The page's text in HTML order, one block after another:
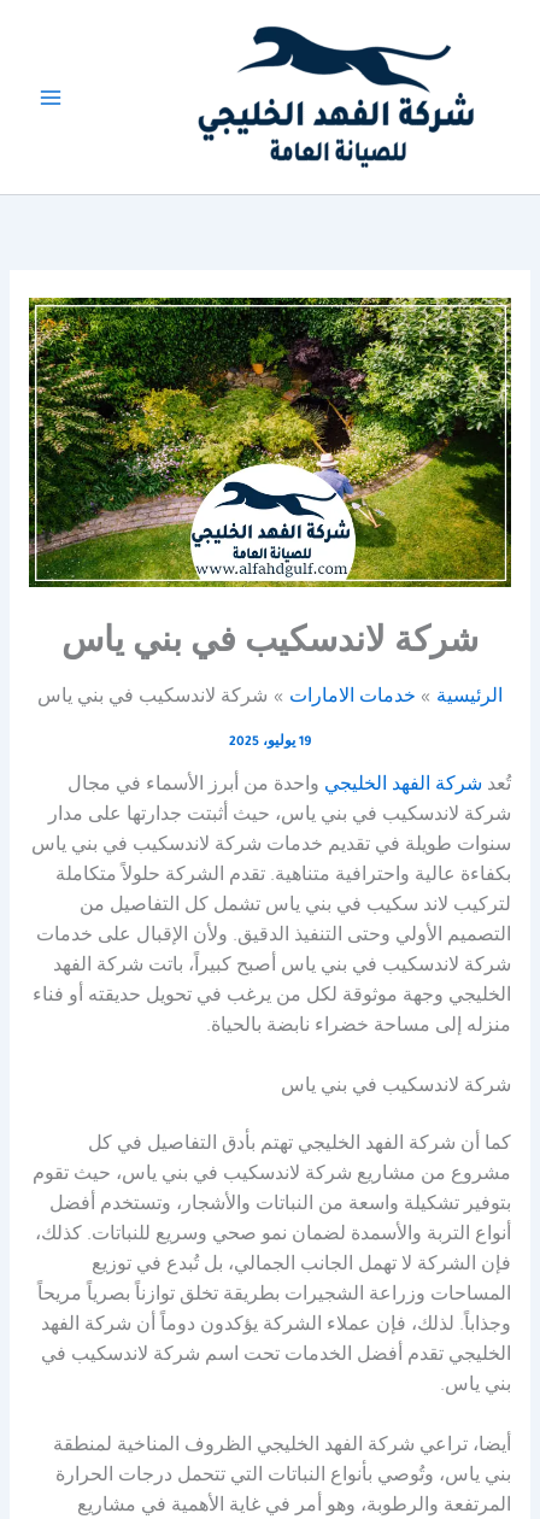
شركة لاندسكيب في بني ياس
الرئيسية خدمات الامارات شركة لاندسكيب في بني ياس
19 يوليو، 2025
تُعد شركة الفهد الخليجي واحدة من أبرز الأسماء في مجال
شركة لاندسكيب في بني ياس، حيث أثبتت جدارتها على مدار
سنوات طويلة في تقديم خدمات شركة لاندسكيب في بني ياس
بكفاءة عالية واحترافية متناهية. تقدم الشركة حلولاً متكاملة
لتركيب لاند سكيب في بني ياس تشمل كل التفاصيل من
التصميم الأولي وحتى التنفيذ الدقيق. ولأن الإقبال على خدمات
شركة لاندسكيب في بني ياس أصبح كبيراً، باتت شركة الفهد
الخليجي وجهة موثوقة لكل من يرغب في تحويل حديقته أو فناء
منزله إلى مساحة خضراء نابضة بالحياة.
شركة لاندسكيب في بني ياس
كما أن شركة الفهد الخليجي تهتم بأدق التفاصيل في كل
مشروع من مشاريع شركة لاندسكيب في بني ياس، حيث تقوم
بتوفير تشكيلة واسعة من النباتات والأشجار، وتستخدم أفضل
أنواع التربة والأسمدة لضمان نمو صحي وسريع للنباتات. كذلك،
فإن الشركة لا تهمل الجانب الجمالي، بل تُبدع في توزيع
المساحات وزراعة الشجيرات بطريقة تخلق توازناً بصرياً مريحاً
وجذاباً. لذلك، فإن عملاء الشركة يؤكدون دوماً أن شركة الفهد
الخليجي تقدم أفضل الخدمات تحت اسم شركة لاندسكيب في
بني ياس.
أيضا، تراعي شركة الفهد الخليجي الظروف المناخية لمنطقة
بني ياس، وتُوصي بأنواع النباتات التي تتحمل درجات الحرارة
المرتفعة والرطوبة، وهو أمر في غاية الأهمية في مشاريع